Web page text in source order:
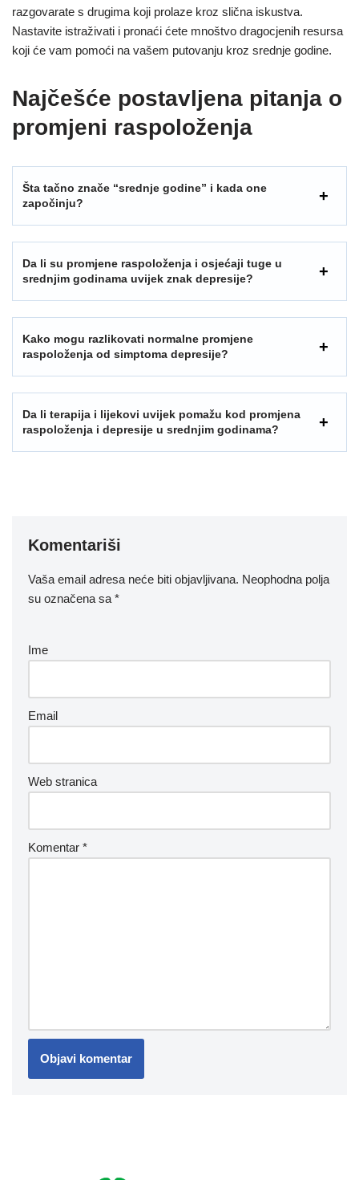
razgovarate s drugima koji prolaze kroz slična iskustva.
Nastavite istraživati i pronaći ćete mnoštvo dragocjenih resursa
koji će vam pomoći na vašem putovanju kroz srednje godine.
Najčešće postavljena pitanja o
promjeni raspoloženja
Šta tačno znače “srednje godine” i kada one
započinju?
Da li su promjene raspoloženja i osjećaji tuge u
srednjim godinama uvijek znak depresije?
Kako mogu razlikovati normalne promjene
raspoloženja od simptoma depresije?
Da li terapija i lijekovi uvijek pomažu kod promjena
raspoloženja i depresije u srednjim godinama?
Komentariši
Vaša email adresa neće biti objavljivana. Neophodna polja
su označena sa *
Ime
Email
Web stranica
Komentar *